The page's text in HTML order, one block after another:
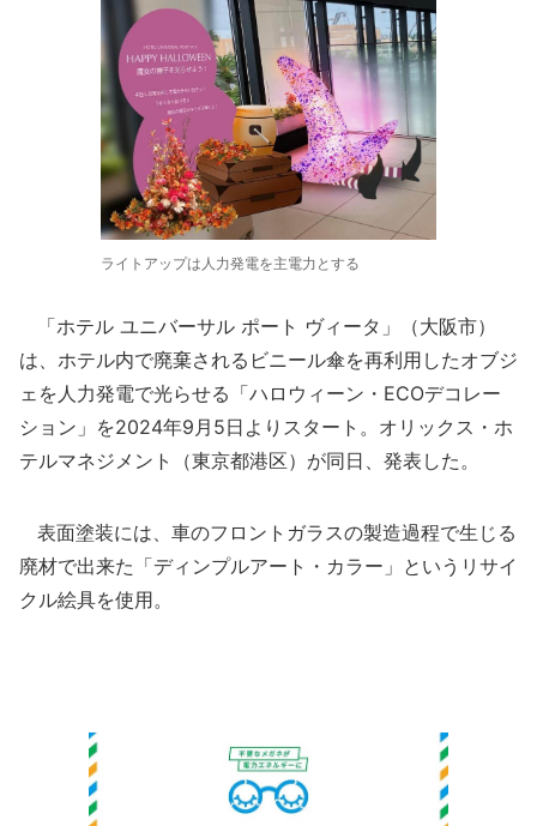
ライトアップは人力発電を主電力とする
「ホテル ユニバーサル ポート ヴィータ」（大阪市）
は、ホテル内で廃棄されるビニール傘を再利用したオブジ
ェを人力発電で光らせる「ハロウィーン・ECOデコレー
ション」を2024年9月5日よりスタート。オリックス・ホ
テルマネジメント（東京都港区）が同日、発表した。
表面塗装には、車のフロントガラスの製造過程で生じる
廃材で出来た「ディンプルアート・カラー」というリサイ
クル絵具を使用。